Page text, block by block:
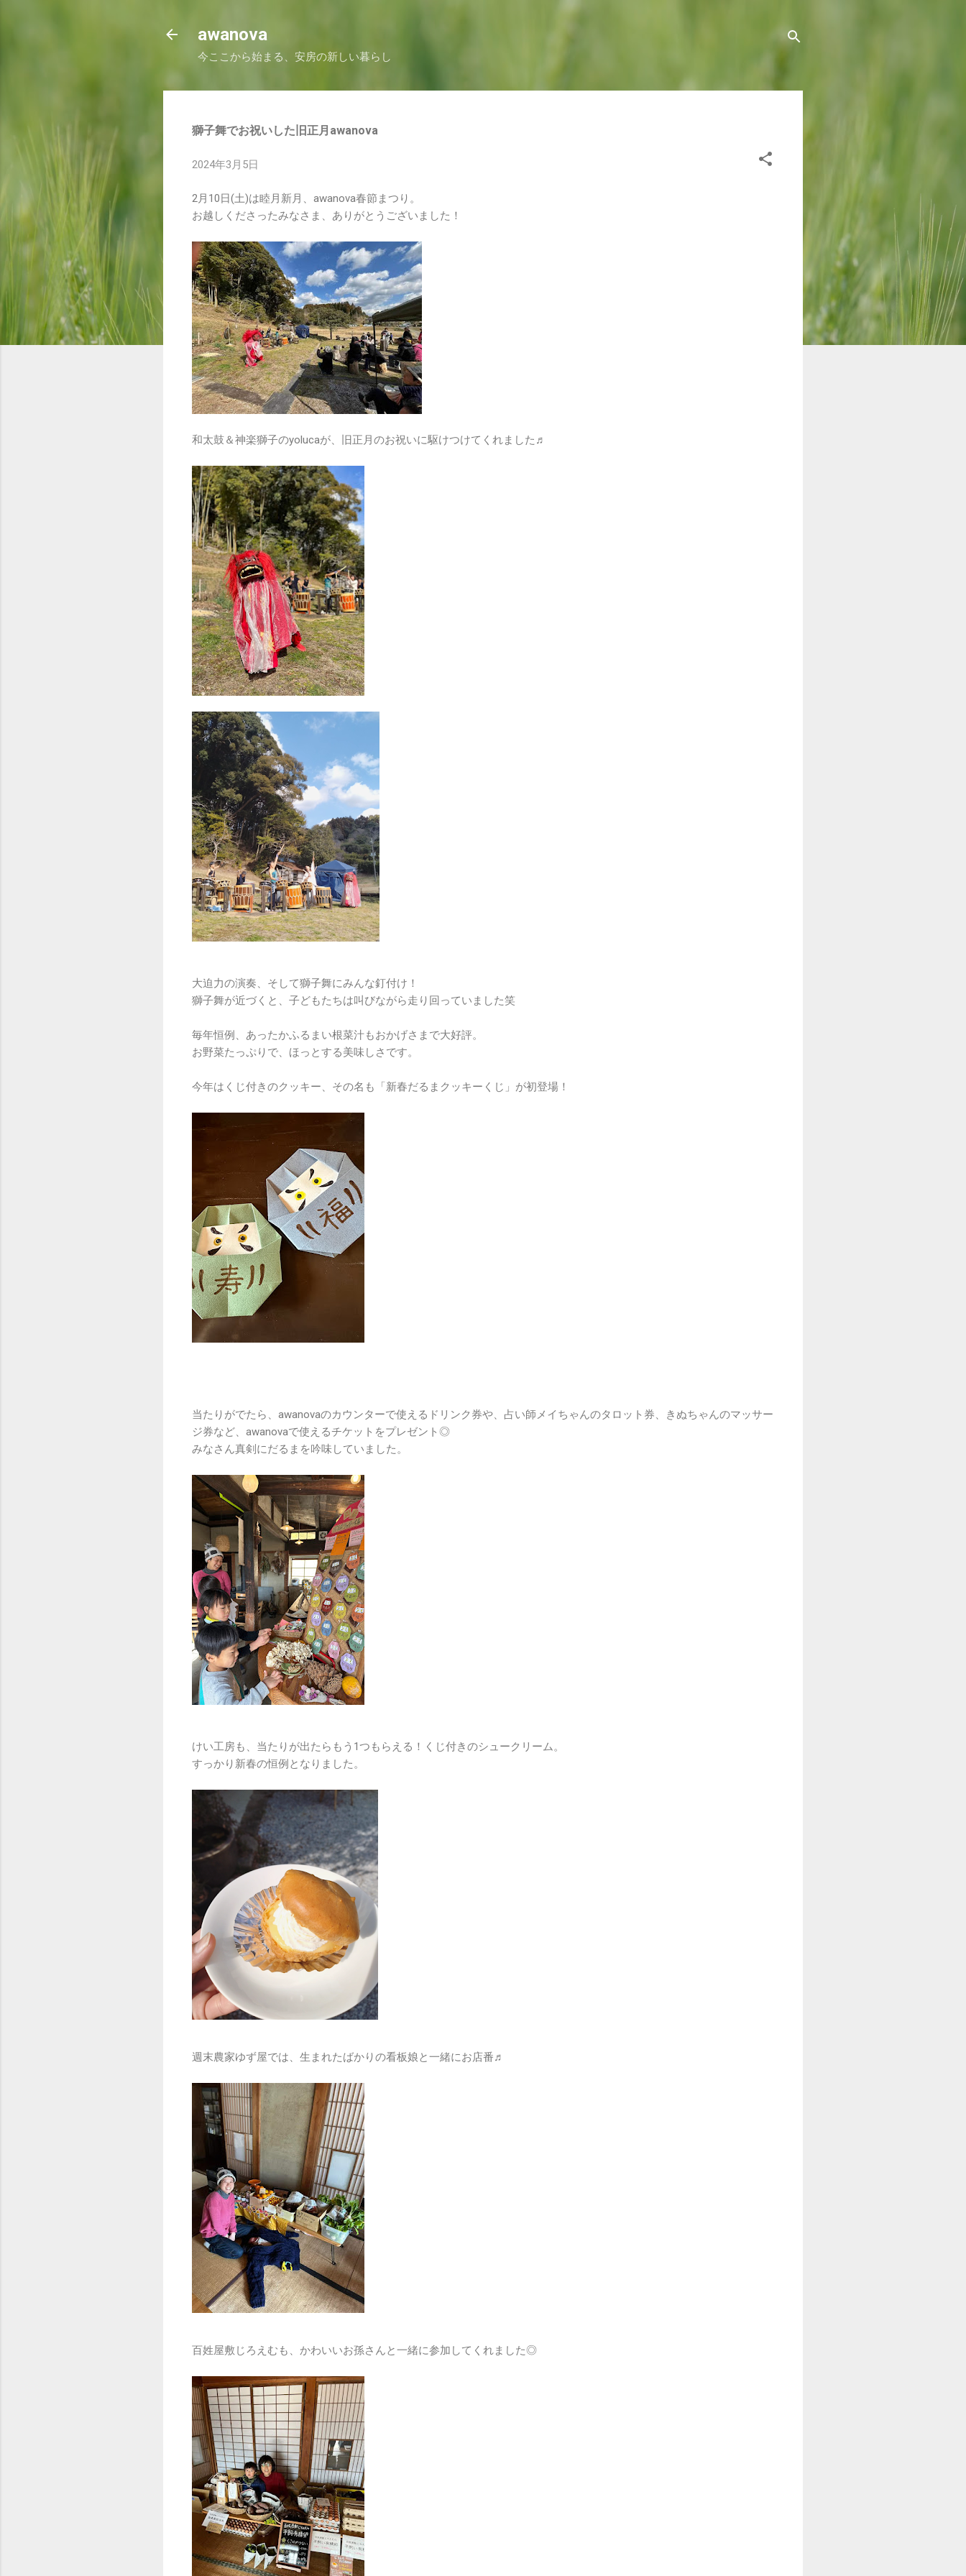
awanova
今ここから始まる、安房の新しい暮らし
獅子舞でお祝いした旧正月awanova
2024年3月5日
2月10日(土)は睦月新月、awanova春節まつり。
お越しくださったみなさま、ありがとうございました！
和太鼓＆神楽獅子のyolucaが、旧正月のお祝いに駆けつけてくれました♬
大迫力の演奏、そして獅子舞にみんな釘付け！
獅子舞が近づくと、子どもたちは叫びながら走り回っていました笑
毎年恒例、あったかふるまい根菜汁もおかげさまで大好評。
お野菜たっぷりで、ほっとする美味しさです。
今年はくじ付きのクッキー、その名も「新春だるまクッキーくじ」が初登場！
当たりがでたら、awanovaのカウンターで使えるドリンク券や、占い師メイちゃんのタロット券、きぬちゃんのマッサー
ジ券など、awanovaで使えるチケットをプレゼント◎
みなさん真剣にだるまを吟味していました。
けい工房も、当たりが出たらもう1つもらえる！くじ付きのシュークリーム。
すっかり新春の恒例となりました。
週末農家ゆず屋では、生まれたばかりの看板娘と一緒にお店番♬
百姓屋敷じろえむも、かわいいお孫さんと一緒に参加してくれました◎